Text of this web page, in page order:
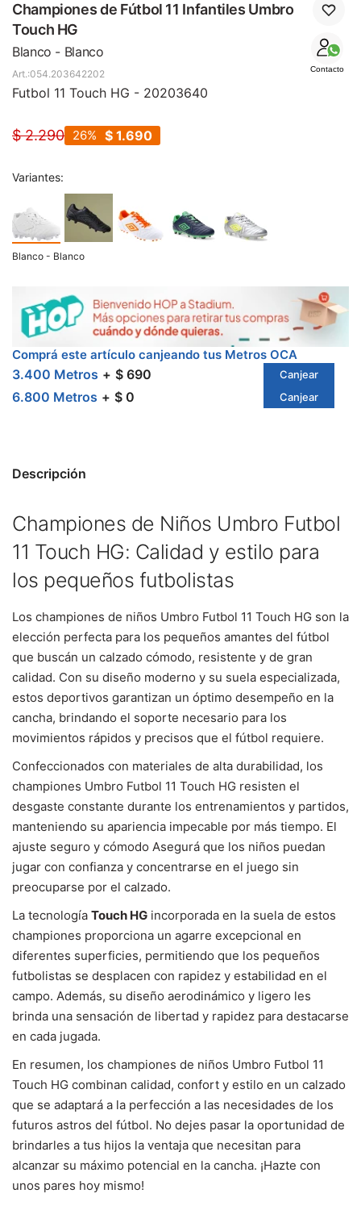
Championes de Fútbol 11 Infantiles Umbro
Touch HG
Blanco - Blanco
Contacto
054.203642202
Futbol 11 Touch HG - 20203640
$ 2.290 $ 1.690
26
Variantes:
Blanco - Blanco
Comprá este artículo canjeando tus Metros OCA
3.400 Metros $ 690 Canjear
6.800 Metros $ 0 Canjear
Descripción
Championes de Niños Umbro Futbol
11 Touch HG: Calidad y estilo para
los pequeños futbolistas
Los championes de niños Umbro Futbol 11 Touch HG son la
elección perfecta para los pequeños amantes del fútbol
que buscán un calzado cómodo, resistente y de gran
calidad. Con su diseño moderno y su suela especializada,
estos deportivos garantizan un óptimo desempeño en la
cancha, brindando el soporte necesario para los
movimientos rápidos y precisos que el fútbol requiere.
Confeccionados con materiales de alta durabilidad, los
championes Umbro Futbol 11 Touch HG resisten el
desgaste constante durante los entrenamientos y partidos,
manteniendo su apariencia impecable por más tiempo. El
ajuste seguro y cómodo Asegurá que los niños puedan
jugar con confianza y concentrarse en el juego sin
preocuparse por el calzado.
La tecnología Touch HG incorporada en la suela de estos
championes proporciona un agarre excepcional en
diferentes superficies, permitiendo que los pequeños
futbolistas se desplacen con rapidez y estabilidad en el
campo. Además, su diseño aerodinámico y ligero les
brinda una sensación de libertad y rapidez para destacarse
en cada jugada.
En resumen, los championes de niños Umbro Futbol 11
Touch HG combinan calidad, confort y estilo en un calzado
que se adaptará a la perfección a las necesidades de los
futuros astros del fútbol. No dejes pasar la oportunidad de
brindarles a tus hijos la ventaja que necesitan para
alcanzar su máximo potencial en la cancha. ¡Hazte con
unos pares hoy mismo!